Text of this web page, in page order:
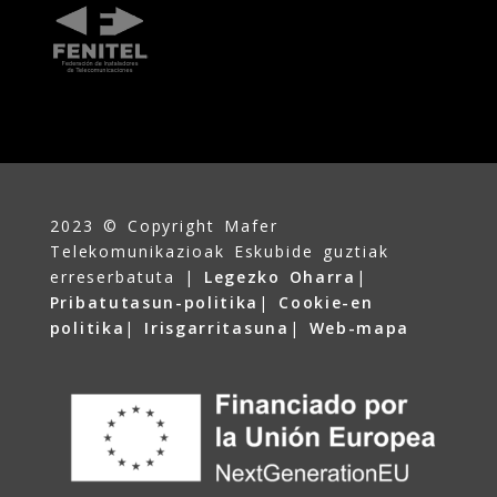
2023 © Copyright Mafer
Telekomunikazioak Eskubide guztiak
erreserbatuta | Legezko Oharra |
Pribatutasun-politika | Cookie-en
politika | Irisgarritasuna | Web-mapa